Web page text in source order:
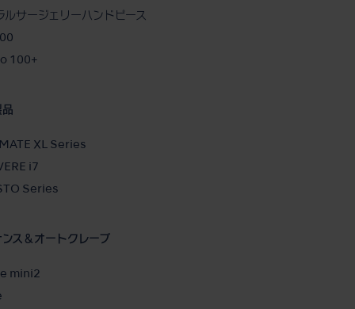
ルサージェリーハンドピース
100+
品
XL Series
i7
Series
ス＆オートクレーブ
mini2